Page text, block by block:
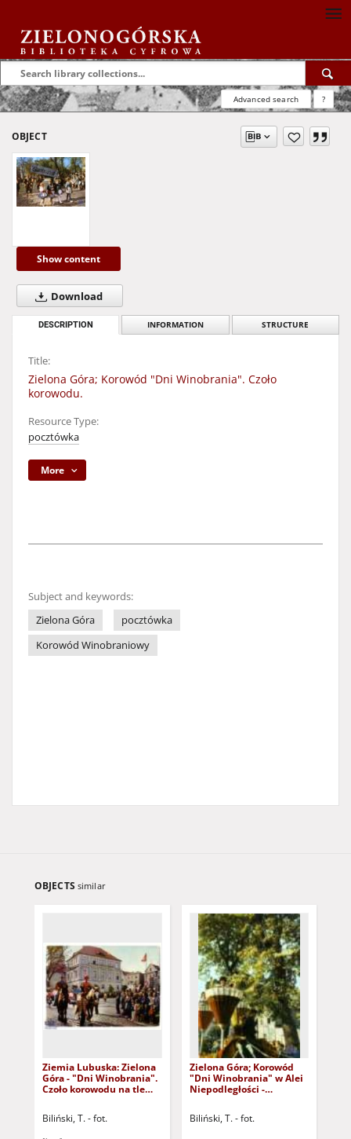
Advanced search ?
OBJECT
Show content
Download
DESCRIPTION INFORMATION STRUCTURE
Title:
Zielona Góra; Korowód "Dni Winobrania". Czoło
korowodu.
Resource Type:
pocztówka
More
Subject and keywords:
Zielona Góra
pocztówka
Korowód Winobraniowy
OBJECTS similar
Ziemia Lubuska: Zielona
Góra - "Dni Winobrania".
Czoło korowodu na tle
Biliński, T. - fot.
Zielona Góra; Korowód
"Dni Winobrania" w Alei
Niepodległości -
Biliński, T. - fot.